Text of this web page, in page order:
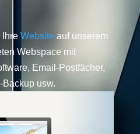
Ihre Website auf unserem
Webspace mit
Email-Postfächer,
Backup usw.